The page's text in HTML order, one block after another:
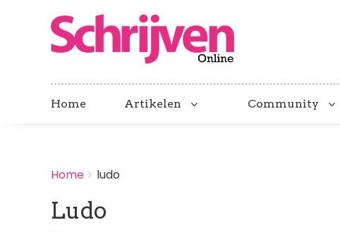
Home Artikelen Community
BREADCRUMBS
You
here:
Home ludo
Ludo